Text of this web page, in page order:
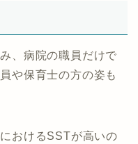
、病院の職員だけで
や保育士の方の姿も
おけるSSTが高いの